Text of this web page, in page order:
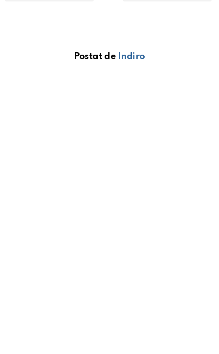
Postat de Indiro